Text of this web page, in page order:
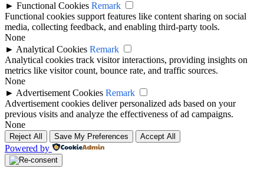
► Functional Cookies Remark
Functional cookies support features like content sharing on social
media, collecting feedback, and enabling third-party tools.
None
► Analytical Cookies Remark
Analytical cookies track visitor interactions, providing insights on
metrics like visitor count, bounce rate, and traffic sources.
None
► Advertisement Cookies Remark
Advertisement cookies deliver personalized ads based on your
previous visits and analyze the effectiveness of ad campaigns.
None
Reject All Save My Preferences Accept All
Powered by